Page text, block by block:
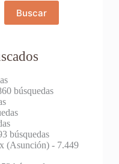
Buscar
búsquedas
búsquedas
(Asunción)- 7.449